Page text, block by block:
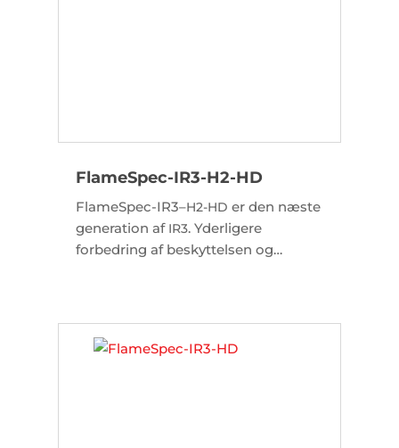
FlameSpec-IR3-H2-HD
FlameSpec-IR3–H2-HD er den næste
generation af IR3. Yderligere
forbedring af beskyttelsen og